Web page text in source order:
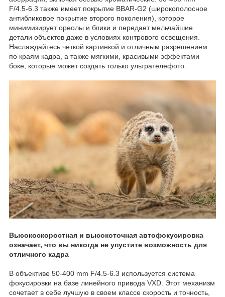
F/4.5-6.3 также имеет покрытие BBAR-G2 (широкополосное
антибликовое покрытие второго поколения), которое
минимизирует ореолы и блики и передает мельчайшие
детали объектов даже в условиях контрового освещения.
Наслаждайтесь четкой картинкой и отличным разрешением
по краям кадра, а также мягкими, красивыми эффектами
боке, которые может создать только ультрателефото.
Высокоскоростная и высокоточная автофокусировка
означает, что вы никогда не упустите возможность для
отличного кадра
В объективе 50-400 mm F/4.5-6.3 используется система
фокусировки на базе линейного привода VXD. Этот механизм
сочетает в себе лучшую в своем классе скорость и точность,